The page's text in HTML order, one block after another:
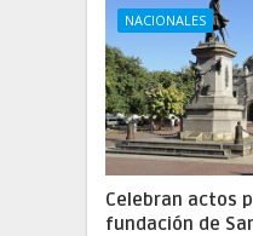
NACIONALES
Celebran actos
fundación de